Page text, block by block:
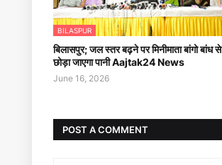
BILASPUR
बिलासपुर; जल स्तर बढ़ने पर मिनीमाता बांगो बांध से
छोड़ा जाएगा पानी Aajtak24 News
June 16, 2026
POST A COMMENT